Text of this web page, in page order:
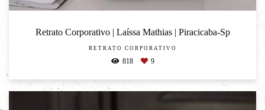
Retrato Corporativo | Laíssa Mathias | Piracicaba-Sp
RETRATO CORPORATIVO
818 9